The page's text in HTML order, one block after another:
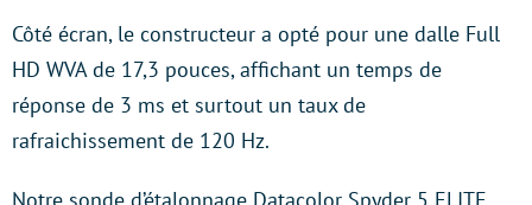
Côté écran, le constructeur a opté pour une dalle Full
HD WVA de 17,3 pouces, affichant un temps de
réponse de 3 ms et surtout un taux de
rafraichissement de 120 Hz.